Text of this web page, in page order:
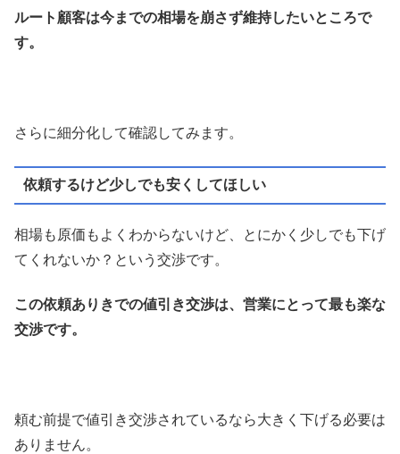
ルート顧客は今までの相場を崩さず維持したいところで
す。
さらに細分化して確認してみます。
依頼するけど少しでも安くしてほしい
相場も原価もよくわからないけど、とにかく少しでも下げ
てくれないか？という交渉です。
この依頼ありきでの値引き交渉は、営業にとって最も楽な
交渉です。
頼む前提で値引き交渉されているなら大きく下げる必要は
ありません。